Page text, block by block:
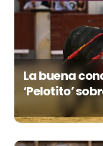
La buena
‘Pelotito’
noche gris en